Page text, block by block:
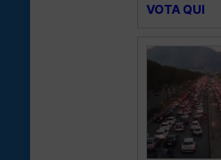
VOTA QUI